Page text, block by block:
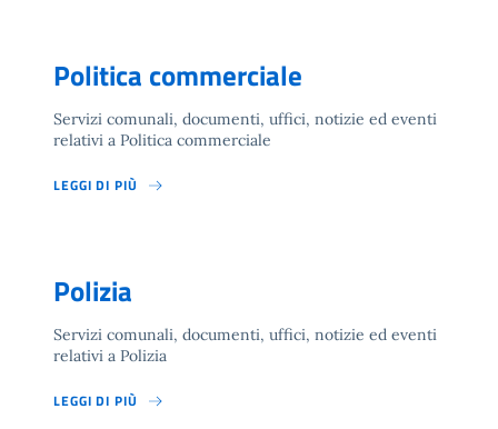
Politica commerciale
Servizi comunali, documenti, uffici, notizie ed eventi
relativi a Politica commerciale
LEGGI DI PIÙ
Polizia
Servizi comunali, documenti, uffici, notizie ed eventi
relativi a Polizia
LEGGI DI PIÙ